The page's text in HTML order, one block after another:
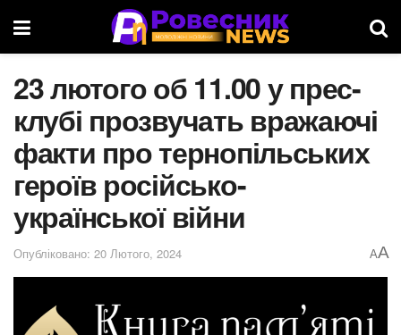
23 лютого об 11.00 у прес-
клубі прозвучать вражаючі
факти про тернопільських
героїв російсько-
української війни
Опубліковано: 20 Лютого, 2024 AA